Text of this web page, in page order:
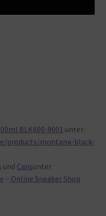
BLK600-9001 unter:
products/montana-black-
und Cansunter
– Online Sneaker Shop